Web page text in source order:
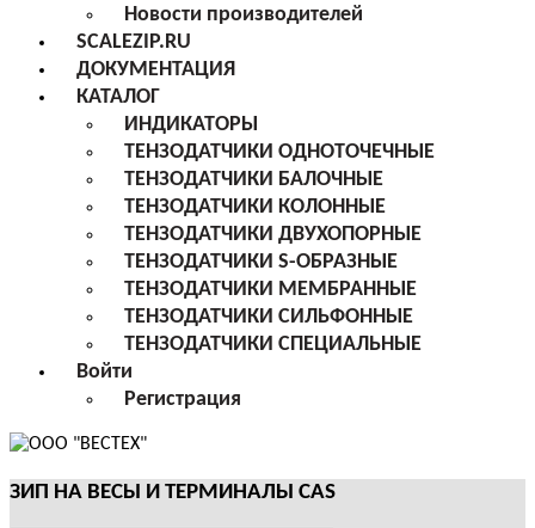
Новости производителей
SCALEZIP.RU
ДОКУМЕНТАЦИЯ
КАТАЛОГ
ИНДИКАТОРЫ
ТЕНЗОДАТЧИКИ ОДНОТОЧЕЧНЫЕ
ТЕНЗОДАТЧИКИ БАЛОЧНЫЕ
ТЕНЗОДАТЧИКИ КОЛОННЫЕ
ТЕНЗОДАТЧИКИ ДВУХОПОРНЫЕ
ТЕНЗОДАТЧИКИ S-ОБРАЗНЫЕ
ТЕНЗОДАТЧИКИ МЕМБРАННЫЕ
ТЕНЗОДАТЧИКИ СИЛЬФОННЫЕ
ТЕНЗОДАТЧИКИ СПЕЦИАЛЬНЫЕ
Войти
Регистрация
ЗИП НА ВЕСЫ И ТЕРМИНАЛЫ CAS